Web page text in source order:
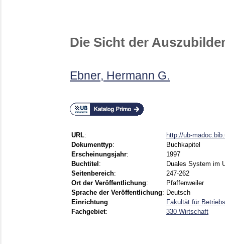
Die Sicht der
Ebner, Hermann G.
URL:
http://ub-
Dokumenttyp:
Buchkapitel
Erscheinungsjahr:
1997
Buchtitel :
Duales System im
Seitenbereich:
247-262
Ort der Veröffentlichung:
Pfaffenweiler
Sprache der Veröffentlichung: Deutsch
Einrichtung:
Fakultät für
Fachgebiet: 330 Wirtschaft